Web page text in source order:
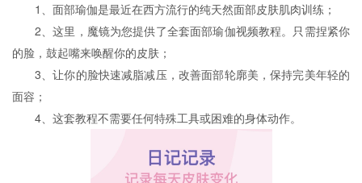
1、面部瑜伽是最近在西方流行的纯天然面部皮肤肌肉训练；
2、这里，魔镜为您提供了全套面部瑜伽视频教程。只需捏紧你
的脸，鼓起嘴来唤醒你的皮肤；
3、让你的脸快速减脂减压，改善面部轮廓美，保持完美年轻的
面容；
4、这套教程不需要任何特殊工具或困难的身体动作。